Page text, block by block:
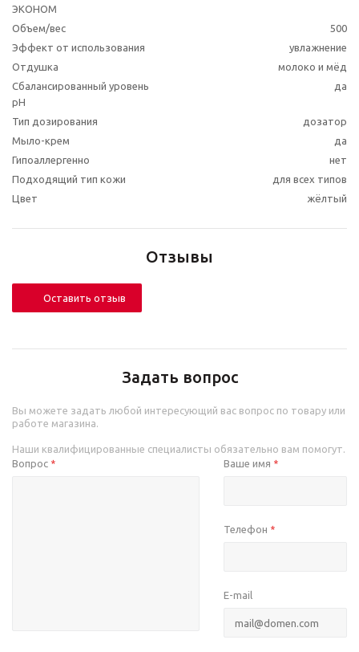
ЭКОНОМ
Объем/вес
500
Эффект от использования
увлажнение
Отдушка
молоко и мёд
Сбалансированный уровень
рН
да
Тип дозирования
дозатор
Мыло-крем
да
Гипоаллергенно
нет
Подходящий тип кожи
для всех типов
Цвет
жёлтый
Отзывы
Оставить отзыв
Задать вопрос
Вы можете задать любой интересующий вас вопрос по товару или
работе магазина.
Наши квалифицированные специалисты обязательно вам помогут.
Вопрос * Ваше имя *
Телефон *
E-mail